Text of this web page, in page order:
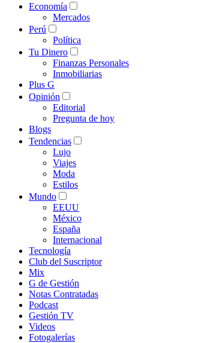
Economía
Mercados
Perú
Política
Tu Dinero
Finanzas Personales
Inmobiliarias
Plus G
Opinión
Editorial
Pregunta de hoy
Blogs
Tendencias
Lujo
Viajes
Moda
Estilos
Mundo
EEUU
México
España
Internacional
Tecnología
Club del Suscriptor
Mix
G de Gestión
Notas Contratadas
Podcast
Gestión TV
Videos
Fotogalerías